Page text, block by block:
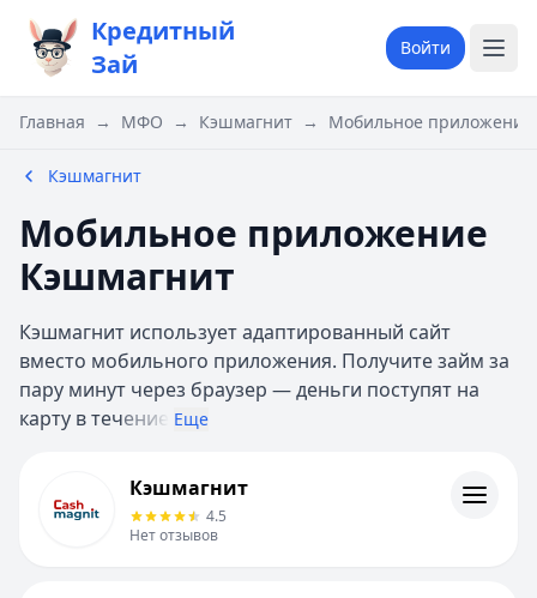
Кредитный
Зай
Войти
Главная → МФО → Кэшмагнит → Мобильное
Кэшмагнит
Мобильное приложение
Кэшмагнит
Кэшмагнит использует адаптированный сайт
вместо мобильного приложения. Получите займ за
пару минут через браузер — деньги поступят на
карту в течение Еще
ИнформацияКэшмагнит
4.5
Нет отзывов